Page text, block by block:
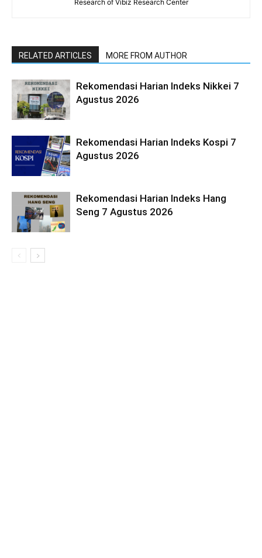
Research of Vibiz Research Center
RELATED ARTICLES MORE FROM AUTHOR
Rekomendasi Harian Indeks Nikkei 7
Agustus 2026
Rekomendasi Harian Indeks Kospi 7
Agustus 2026
Rekomendasi Harian Indeks Hang
Seng 7 Agustus 2026